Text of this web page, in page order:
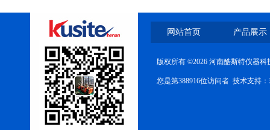
网站首页 产品展示
版权所有 ©2026 河南酷斯特仪器
您是第388916位访问者 技术支持：